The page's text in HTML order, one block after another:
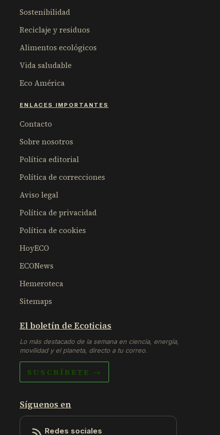
Sostenibilidad
Reciclaje y residuos
Alimentos ecológicos
Vida saludable
Eco América
ENLACES IMPORTANTES
Contacto
Sobre nosotros
Política editorial
Política de correcciones
Aviso legal
Política de privacidad
Política de cookies
HoyECO
ECONews
Hemeroteca
Sitemaps
El boletín de Ecoticias
Lo más destacado de la semana en ciencia, energía,
movilidad y el planeta, directo a tu correo.
SUSCRÍBETE →
Síguenos en
Redes sociales